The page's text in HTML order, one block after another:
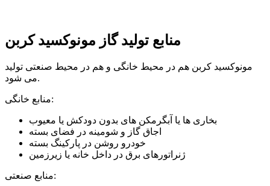
منابع تولید گاز مونوکسید کربن
مونوکسید کربن هم در محیط خانگی و هم در محیط صنعتی تولید
می شود.
منابع خانگی:
بخاری ها یا آبگرمکن های بدون دودکش یا معیوب
اجاق گاز و شومینه در فضای بسته
خودرو روشن در پارکینگ بسته
ژنراتورهای برق در داخل خانه یا زیرزمین
منابع صنعتی: